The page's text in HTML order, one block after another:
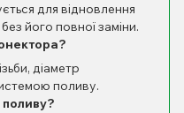
для відновлення
його повної заміни.
діаметр
поливу.